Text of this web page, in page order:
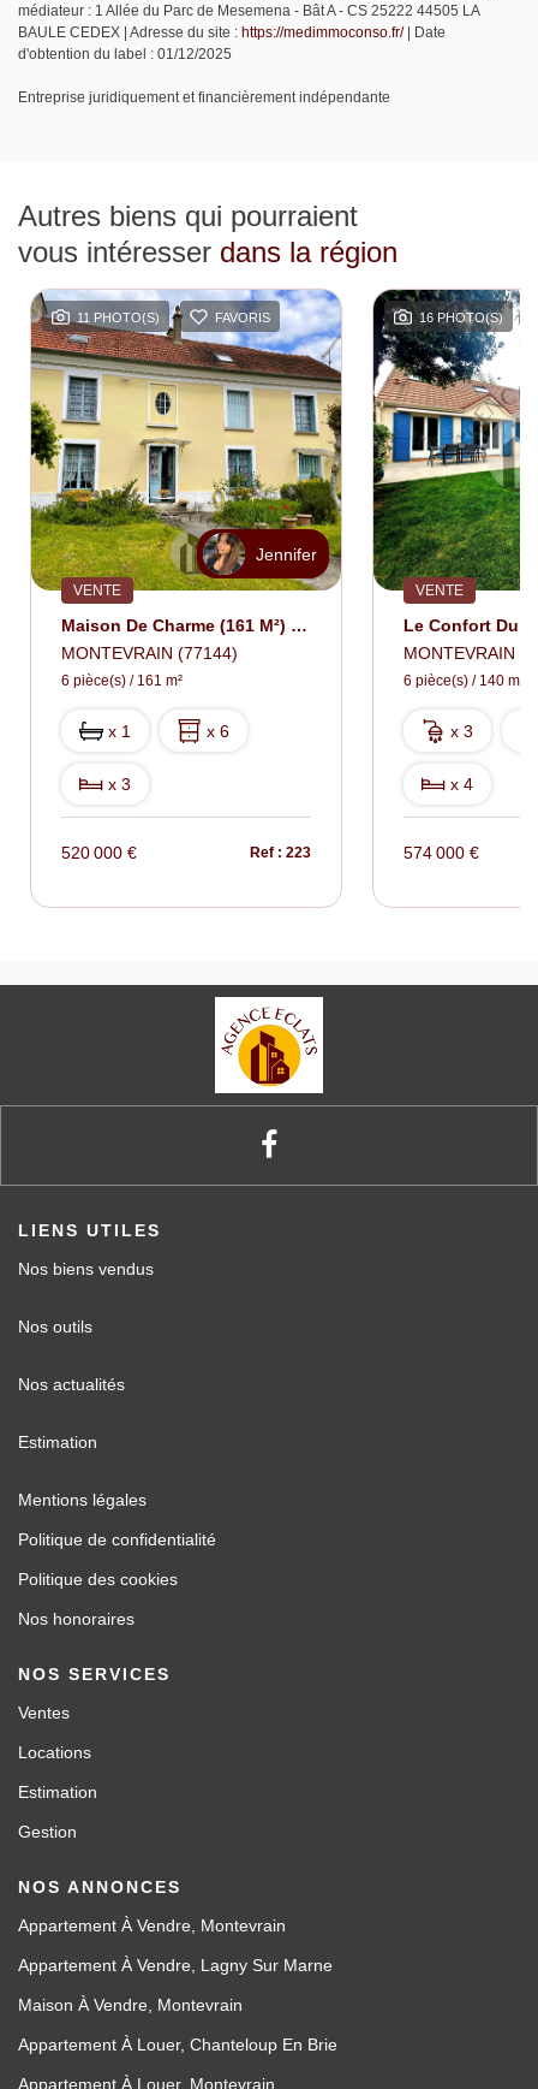
médiateur : 1 Allée du Parc de Mesemena - Bât A - CS 25222 44505 LA
BAULE CEDEX | Adresse du site : https://medimmoconso.fr/| Date
d'obtention du label : 01/12/2025
Entreprise juridiquement et financièrement indépendante
Autres biens qui pourraient
vous intéresser dans la région
11 PHOTO(S) FAVORIS
Jennifer
VENTE
Maison De Charme (161 M²) À MONTEVRAIN
MONTEVRAIN (77144)
6 pièce(s) / 161 m²
x 1 x 6
x 3
520 000 € Ref : 223
16 PHOTO(S)
VENTE
MONTEVRAIN
6 pièce(s) / 140 m²
x 3
x 4
574 000 €
LIENS UTILES
Nos biens vendus
Nos outils
Nos actualités
Estimation
Mentions légales
Politique de confidentialité
Politique des cookies
Nos honoraires
NOS SERVICES
Ventes
Locations
Estimation
Gestion
NOS ANNONCES
Appartement À Vendre, Montevrain
Appartement À Vendre, Lagny Sur Marne
Maison À Vendre, Montevrain
Appartement À Louer, Chanteloup En Brie
Appartement À Louer, Montevrain